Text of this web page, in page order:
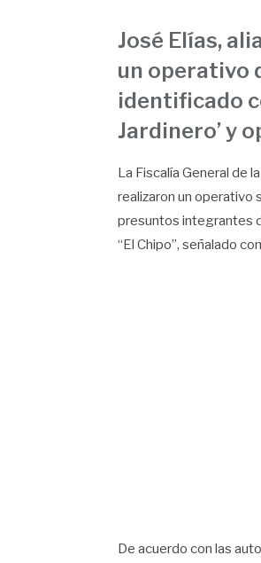
José Elías,
un operativo
identificado
Jardinero’ y
La Fiscalía General de
realizaron un operativo
presuntos integrantes
“El Chipo”, señalado
De acuerdo con las